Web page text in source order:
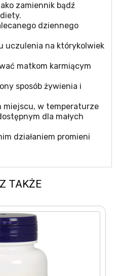
zamiennik bądź
dziennego
uczulenia na którykolwiek
matkom karmiącym
sposób żywienia i
miejscu, w temperaturze
dla małych
działaniem promieni
TAKŻE